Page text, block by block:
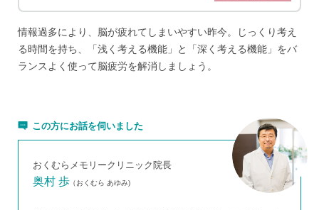
情報過多により、脳が疲れてしまいやすい昨今。じっくり考え
る時間を持ち、「浅く考える機能」と「深く考える機能」をバ
ランスよく使って脳疲労を解消しましょう。
この方にお話を伺いました
おくむらメモリークリニック院長
奥村 歩（おくむら あゆみ)